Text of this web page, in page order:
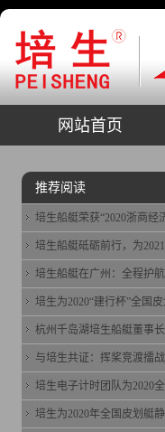
网站首页
推荐阅读
培生船艇荣获“2020浙商经
培生船艇砥砺前行，为
培生船艇在广州：全程护
培生为2020“建行杯”全国
杭州千岛湖培生船艇董事
与培生共证：挥桨竞渡擂
培生电子计时团队为2020
培生为2020年全国皮划艇